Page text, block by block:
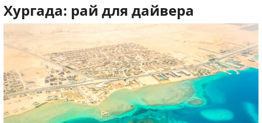
Хургада: рай для дайвера